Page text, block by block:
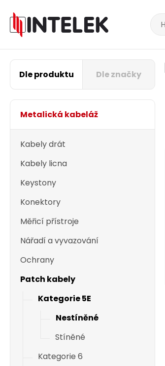
Dle produktu Dle značky
Metalická kabeláž
Kabely drát
Kabely licna
Keystony
Konektory
Měřicí přístroje
Nářadí a vyvazování
Ochrany
Patch kabely
Kategorie 5E
Nestíněné
Stíněné
Kategorie 6